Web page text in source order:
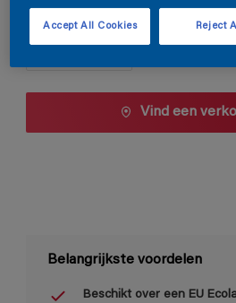
2,5 L
5 L
Vind een
Belangrijkste voordelen
Beschikt over een EU
Reject
Accept All Cookies